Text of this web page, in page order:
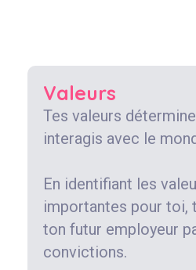
Valeurs
Tes valeurs
interagis avec le
En identifiant les
importantes pour toi,
ton futur employeur
convictions.